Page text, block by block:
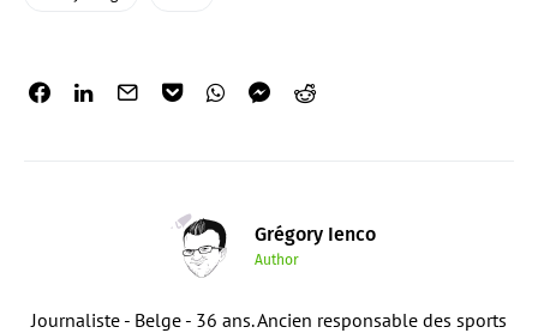
Grégory Ienco
Author
Journaliste - Belge - 36 ans. Ancien responsable des sports